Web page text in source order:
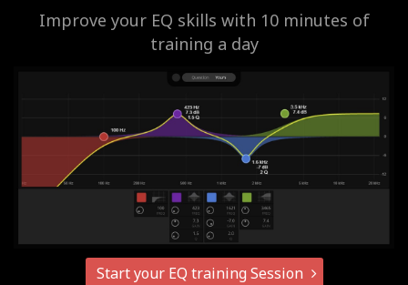
Improve your EQ skills with 10 minutes of
training a day
Start your EQ training Session